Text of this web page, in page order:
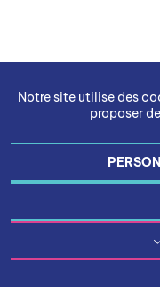
Notre site utilise des
proposer